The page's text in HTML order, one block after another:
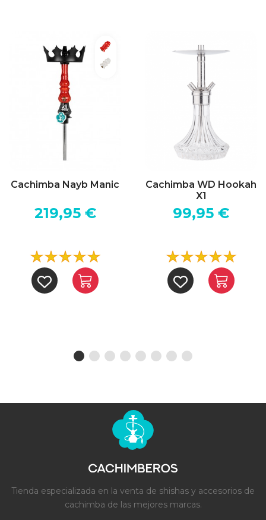
Brown
Rojo
Blanco
Cachimba Nayb Manic
219,95 €
Cachimba WD Hookah
X1
99,95 €
Tienda especializada en la venta de shishas y accesorios de
cachimba de las mejores marcas.